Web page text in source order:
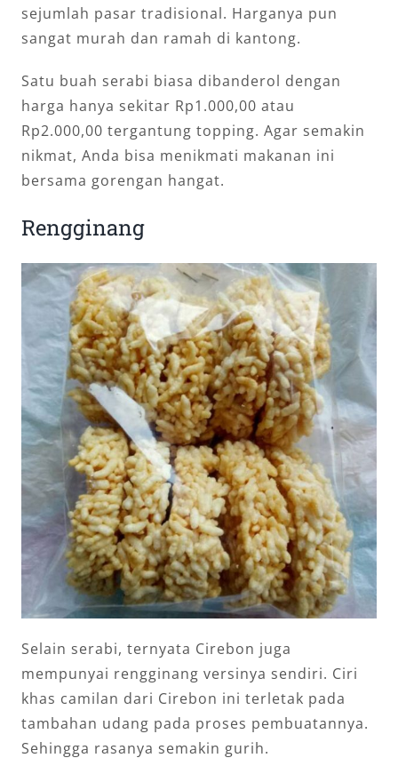
sejumlah pasar tradisional. Harganya pun
sangat murah dan ramah di kantong.
Satu buah serabi biasa dibanderol dengan
harga hanya sekitar Rp1.000,00 atau
Rp2.000,00 tergantung topping. Agar semakin
nikmat, Anda bisa menikmati makanan ini
bersama gorengan hangat.
Rengginang
Selain serabi, ternyata Cirebon juga
mempunyai rengginang versinya sendiri. Ciri
khas camilan dari Cirebon ini terletak pada
tambahan udang pada proses pembuatannya.
Sehingga rasanya semakin gurih.